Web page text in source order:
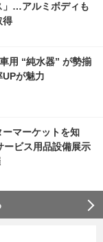
」…アルミボディも
得
用 “純水器” が勢揃
が魅力
ーマーケットを知
ビス用品設備展示